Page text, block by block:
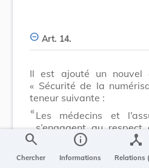
Art. 14.
Il est ajouté un nouvel
« Sécurité de la
teneur suivante :
​ «Les médecins et
s’engagent au respect
août 2018portant
des données et du
search
Chercher
info
Informations
device_hub
Relations